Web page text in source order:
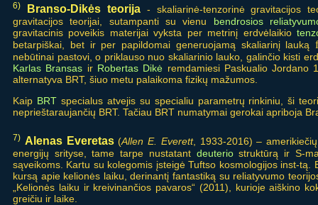
6) Branso-Dikės teorija- skaliarinė-tenzorinė gravitacijos
gravitacijos teorijai, sutampanti su vienu bendrosios
gravitacinis poveikis materijai vyksta per metrinį erdvėlaikio
betarpiškai, bet ir per papildomai generuojamą skaliarinį lauką
nebūtinai pastovi, o priklauso nuo skaliarinio lauko, galinčio kisti
Karlas Bransas ir Robertas Dikė remdamiesi Paskualio Jordano
alternatyva BRT, šiuo metu palaikoma fizikų mažumos.
Kaip BRTspecialus atvejis su specialiu parametrų rinkiniu, ši
neprieštaraujančių BRT. Tačiau BRT numatymai gerokai apriboja
7) Alenas Everetas(Allen E. Everett, 1933-2016) –
energijų srityse, tame tarpe nustatant deuteriostruktūrą ir S-
sąveikoms. Kartu su kolegomis įsteigė Tuftso kosmologijos inst-tą.
kursą apie kelionės laiku, derinantį fantastiką su reliatyvumo
„Kelionės laiku ir kreivinančios pavaros“ (2011), kurioje aiškino
greičiu ir laike.